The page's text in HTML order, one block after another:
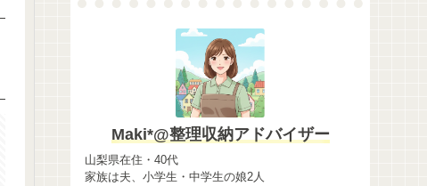
Maki*@整理収納アドバイザー
山梨県在住・40代
家族は夫、小学生・中学生の娘2人